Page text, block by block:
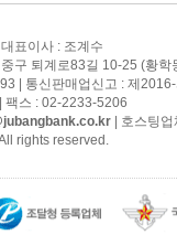
| 대표이사 : 조계수
구 퇴계로83길 10-25 (황학
| 통신판매업신고 : 제
팩스 : 02-2233-5206
| 호스팅
rights reserved.